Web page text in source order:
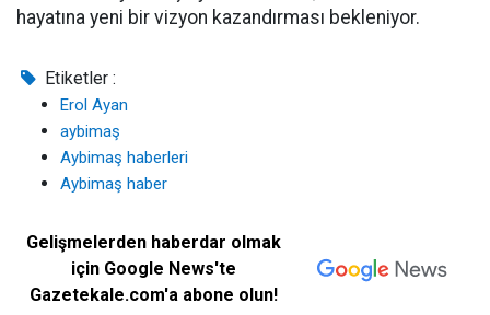
hayatına yeni bir vizyon kazandırması bekleniyor.
Etiketler :
Erol Ayan
aybimaş
Aybimaş haberleri
Aybimaş haber
Gelişmelerden haberdar olmak
için Google News'te
Gazetekale.com'a abone olun!